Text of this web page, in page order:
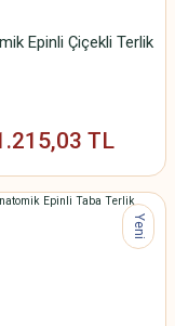
Epinli Çiçekli Terlik
TL
Yeni